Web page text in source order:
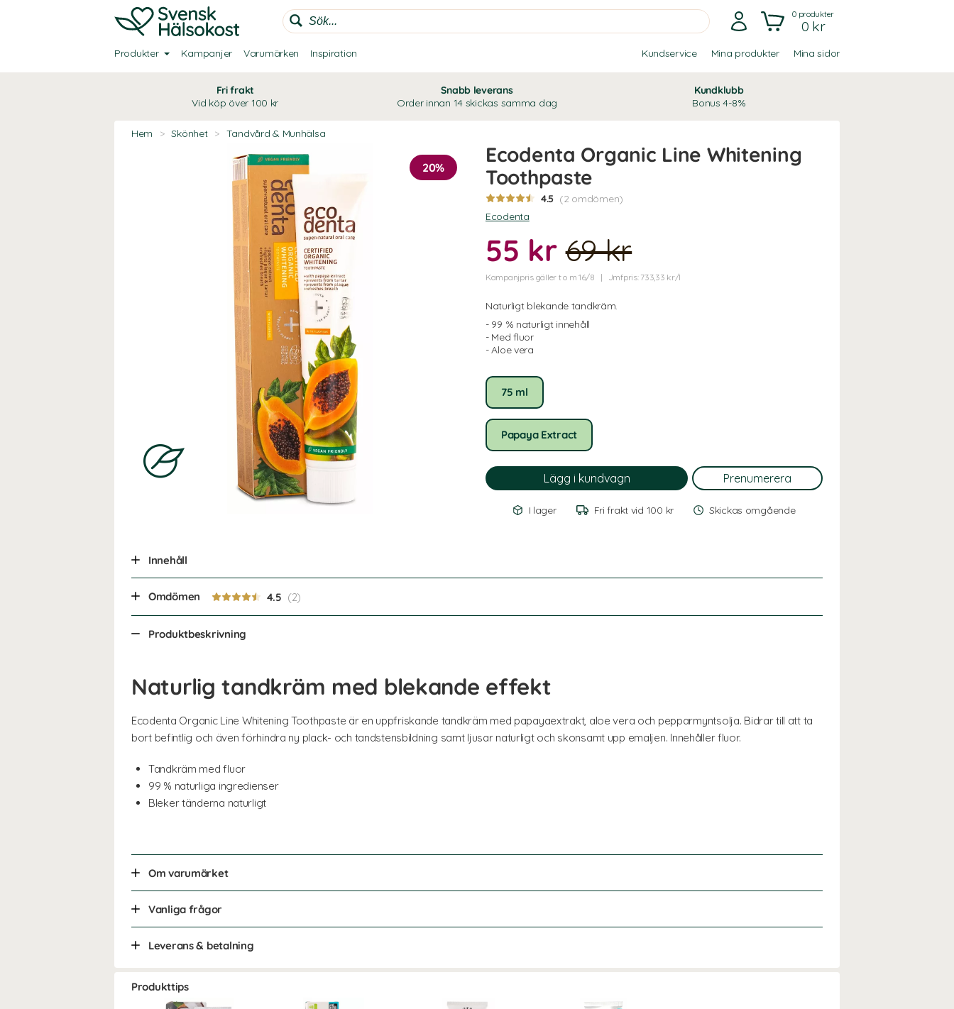
0produkter
0 kr
Produkter Kampanjer Varumärken Inspiration Kundservice Mina produkter Mina sidor
Fri frakt
Vid köp över 100 kr
Snabb leverans
Order innan 14 skickas samma dag
Kundklubb
Bonus 4-8%
Hem > Skönhet > Tandvård & Munhälsa
20%
Ecodenta Organic Line Whitening
Toothpaste
4.5 (2 omdömen)
Ecodenta
55 kr 69 kr
Kampanjpris gäller t o m 16/8 Jmfpris: 733,33 kr/l
Naturligt blekande tandkräm.
- 99 % naturligt innehåll
- Med fluor
- Aloe vera
75 ml
Papaya Extract
I lager Fri frakt vid 100 kr Skickas omgående
Innehåll
Omdömen 4.5
Produktbeskrivning
Naturlig tandkräm med blekande effekt
Ecodenta Organic Line Whitening Toothpaste är en uppfriskande tandkräm med papayaextrakt, aloe vera och pepparmyntsolja. Bidrar till att ta
bort befintlig och även förhindra ny plack- och tandstensbildning samt ljusar naturligt och skonsamt upp emaljen. Innehåller fluor.
Tandkräm med fluor
99 % naturliga ingredienser
Bleker tänderna naturligt
Om varumärket
Vanliga frågor
Leverans & betalning
Produkttips